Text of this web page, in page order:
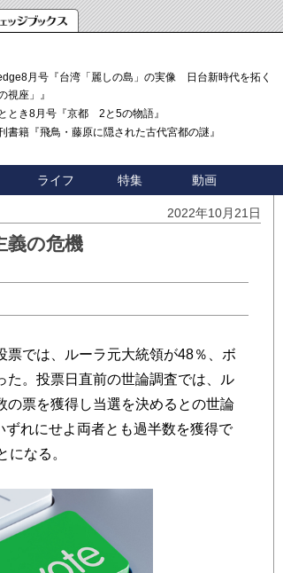
月号『台湾「麗しの島」の実像 日台新時代を拓く「3
視座」』
とき8月号『京都 2と5の物語』
書籍『飛鳥・藤原に隠された古代宮都の謎』
ライフ 特集 動画
2022年10月21日
義の危機
では、ルーラ元大統領が48％、ボ
た。投票日直前の世論調査では、ル
の票を獲得し当選を決めるとの世論
れにせよ両者とも過半数を獲得で
なる。